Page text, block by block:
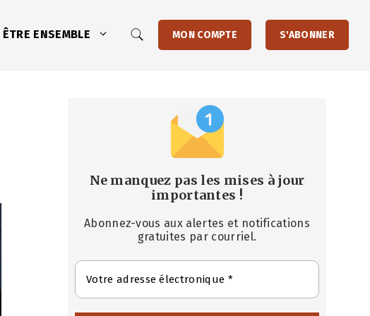
ÊTRE ENSEMBLE MON COMPTE S'ABONNER
Ne manquez pas les mises à jour
importantes !
Abonnez-vous aux alertes et notifications
gratuites par courriel.